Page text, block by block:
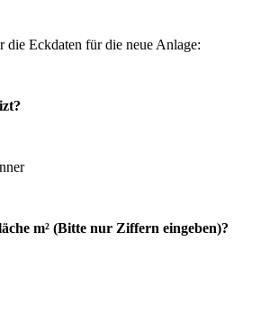
die Eckdaten für die neue Anlage:
m² (Bitte nur Ziffern eingeben)?